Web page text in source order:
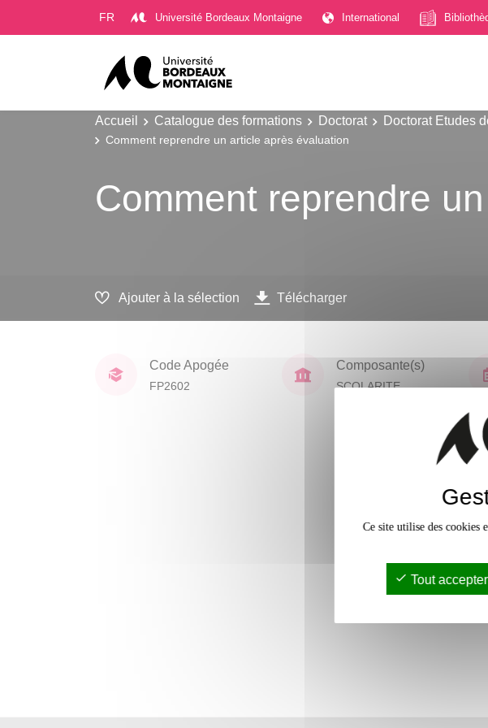
FR Université Bordeaux Montaigne International
Accueil Catalogue des formations Doctorat Doctorat Etudes
Comment reprendre un article après évaluation
Comment reprendre
Ajouter à la sélection Télécharger
Code Apogée
FP2602
Composante(s)
SCOLARITE
Ce site utilise des cookies
Tout accepter